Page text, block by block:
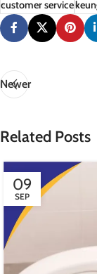
customer service
Newer
Related Posts
09
SEP